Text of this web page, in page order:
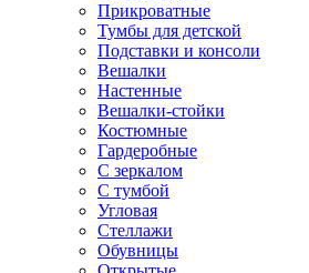
Прикроватные
Тумбы для детской
Подставки и консоли
Вешалки
Настенные
Вешалки-стойки
Костюмные
Гардеробные
С зеркалом
С тумбой
Угловая
Стеллажи
Обувницы